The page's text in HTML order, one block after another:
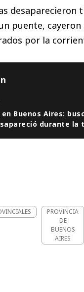
desaparecieron
puente, cayeron
por la
Buenos Aires:
durante la
PROVINCIA
DE
BUENOS
AIRES